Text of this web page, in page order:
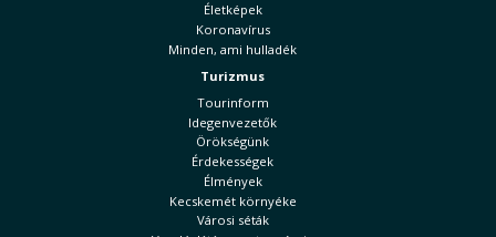
Életképek
Koronavírus
Minden, ami hulladék
Turizmus
Tourinform
Idegenvezetők
Örökségünk
Érdekességek
Élmények
Kecskemét környéke
Városi séták